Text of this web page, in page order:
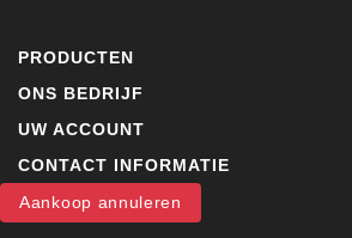
PRODUCTEN
ONS BEDRIJF
UW ACCOUNT
CONTACT INFORMATIE
Aankoop annuleren